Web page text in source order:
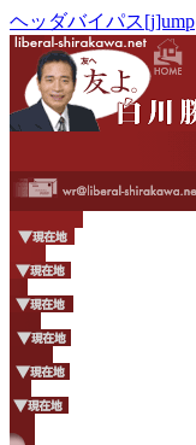
ヘッダバイパス[j]ump